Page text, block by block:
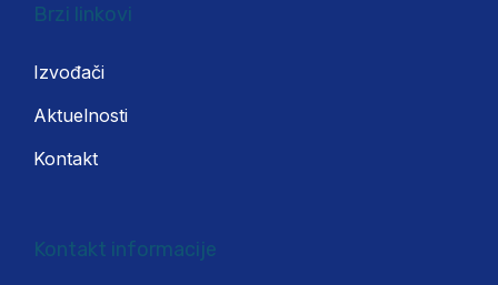
Brzi linkovi
Izvođači
Aktuelnosti
Kontakt
Kontakt informacije